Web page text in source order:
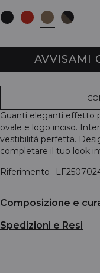
AVVISAMI
Guanti eleganti effetto
ovale e logo inciso.
vestibilità perfetta.
completare il tuo look
Riferimento
Composizione e
Spedizioni e Resi